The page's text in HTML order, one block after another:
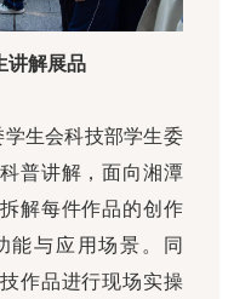
讲解展品
生会科技部学生委
普讲解，面向湘潭
解每件作品的创作
能与应用场景。同
作品进行现场实操